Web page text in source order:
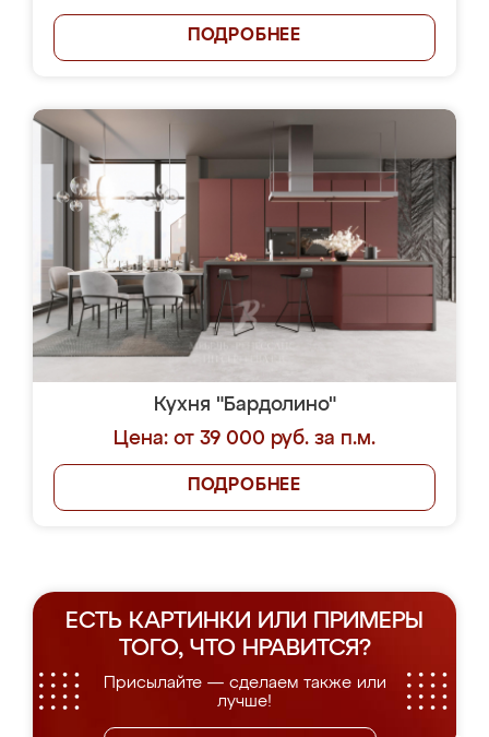
ПОДРОБНЕЕ
Кухня "Бардолино"
Цена: от 39 000 руб. за п.м.
ПОДРОБНЕЕ
ЕСТЬ КАРТИНКИ ИЛИ ПРИМЕРЫ
ТОГО, ЧТО НРАВИТСЯ?
Присылайте — сделаем также или
лучше!